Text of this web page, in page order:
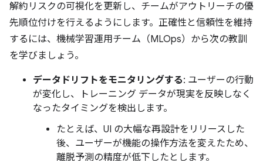
解約リスクの可視化を更新し、チームがアウトリーチの優
先順位付けを行えるようにします。正確性と信頼性を維持
するには、機械学習運用チーム（MLOps）から次の教訓
を学びましょう。
データドリフトをモニタリングする: ユーザーの行動
が変化し、トレーニング データが現実を反映しなく
なったタイミングを検出します。
たとえば、UI の大幅な再設計をリリースした
後、ユーザーが機能の操作方法を変えたため、
離脱予測の精度が低下したとします。